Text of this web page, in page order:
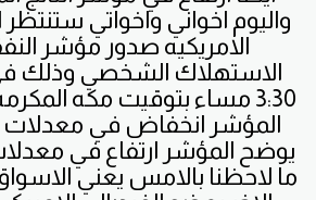
واليوم اخواني واخواتي ستنتظر
الامريكيه صدور مؤشر
الاستهلاك الشخصي وذلك
3:30 مساء بتوقيت مكه
المؤشر انخفاض في معدلات
يوضح المؤشر ارتفاع في
ما لاحظنا بالامس يعني